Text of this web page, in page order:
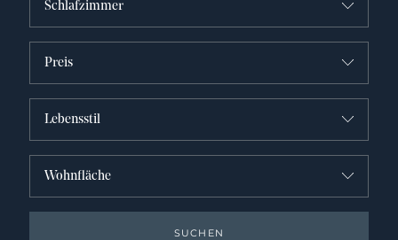
Schlafzimmer
Preis
Lebensstil
Wohnfläche
SUCHEN